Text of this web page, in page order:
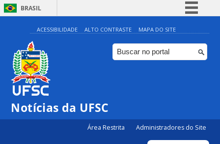
BRASIL
Simplifique!
Comunica BR
Participe
ACESSIBILIDADE ALTO CONTRASTE MAPA DO SITE
Notícias da UFSC
Área Restrita Administradores do Site